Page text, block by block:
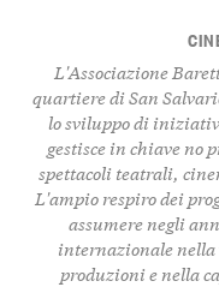
L'Associazione
quartiere di San
lo sviluppo di
gestisce in chiave no
spettacoli teatrali,
L'ampio respiro dei
assumere negli
internazionale
produzioni e nella